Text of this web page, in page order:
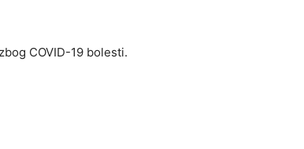
COVID-19 bolesti.